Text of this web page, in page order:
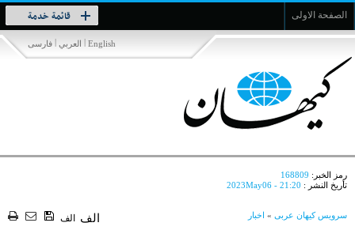
الصفحة الاولى قائمة خدمة
Toggle
navigation
فارسی | العربي | English
رمز الخبر: 168809
تأريخ النشر : 2023May06 - 21:20
سرویس کیهان عربی » اخبار الف الف